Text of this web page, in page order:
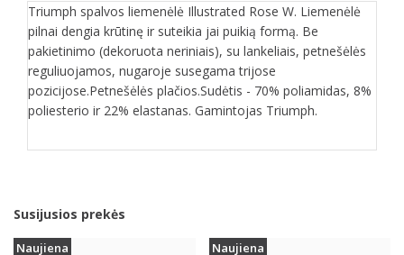
Triumph spalvos liemenėlė Illustrated Rose W. Liemenėlė
pilnai dengia krūtinę ir suteikia jai puikią formą. Be
pakietinimo (dekoruota neriniais), su lankeliais, petnešėlės
reguliuojamos, nugaroje susegama trijose
pozicijose.Petnešėlės plačios.Sudėtis - 70% poliamidas, 8%
poliesterio ir 22% elastanas. Gamintojas Triumph.
Susijusios prekės
Naujiena Naujiena